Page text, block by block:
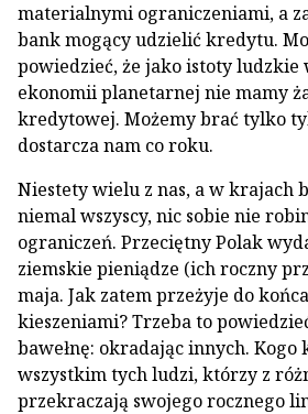
materialnymi ograniczeniami, a
bank mogący udzielić kredytu.
powiedzieć, że jako istoty ludzkie
ekonomii planetarnej nie mamy
kredytowej. Możemy brać tylko
dostarcza nam co roku.
Niestety wielu z nas, a w krajach
niemal wszyscy, nic sobie nie
ograniczeń. Przeciętny Polak
ziemskie pieniądze (ich roczny
maja. Jak zatem przeżyje do
kieszeniami? Trzeba to
bawełnę: okradając innych.
wszystkim tych ludzi, którzy z
przekraczają swojego rocznego